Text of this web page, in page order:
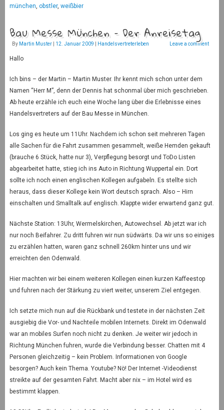
münchen, obstler, weißbier
Bau Messe München – Der Anreisetag
By Martin Muster 12. Januar 2009 Handelsvertreterleben Leave a comment
Hallo
Ich bins – der Martin – Martin Muster. Ihr kennt mich schon unter dem
Namen “Herr M”, denn der Dennis hat schonmal über mich geschrieben.
Ab heute erzähle ich euch eine Woche lang über die Erlebnisse eines
Handelsvertreters auf der Bau Messe in München.
Los ging es heute um 11Uhr. Nachdem ich schon seit mehreren Tagen
alle Sachen für die Fahrt zusammen gesammelt, weiße Hemden gekauft
(brauche 6 Stück, hatte nur 3), Verpflegung besorgt und ToDo Listen
abgearbeitet hatte, stieg ich ins Auto in Richtung Wuppertal ein. Dort
sollte ich noch einen englischen Kollegen aufgabeln. Es stellte sich
heraus, dass dieser Kollege kein Wort deutsch sprach. Also – Hirn
einschalten und Smalltalk auf englisch. Klappte wider erwartend ganz gut.
Nächste Station: 13Uhr, Wermelskirchen, Autowechsel. Ab jetzt war ich
nur noch Beifahrer. Zu dritt fuhren wir nun südwärts. Da wir uns so einiges
zu erzählen hatten, waren ganz schnell 260km hinter uns und wir
erreichten den Odenwald.
Hier machten wir bei einem weiteren Kollegen einen kurzen Kaffeestop
und fuhren nach der Stärkung zu viert weiter, unserem Ziel entgegen.
Ich setzte mich nun auf die Rückbank und testete in der nächsten Zeit
ausgiebig die Vor- und Nachteile mobilen Internets. Direkt im Odenwald
war an mobiles Surfen noch nicht zu denken. Je weiter wir jedoch in
Richtung München fuhren, wurde die Verbindung besser. Chatten mit 4
Personen gleichzeitig – kein Problem. Informationen von Google
besorgen? Auch kein Thema. Youtube? Nö! Der Internet -Videodienst
streikte auf der gesamten Fahrt. Macht aber nix – im Hotel wird es
bestimmt klappen.